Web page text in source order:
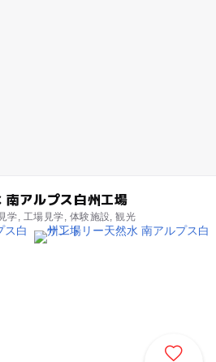
南アルプス白州工場
学, 工場見学, 体験施設, 観光